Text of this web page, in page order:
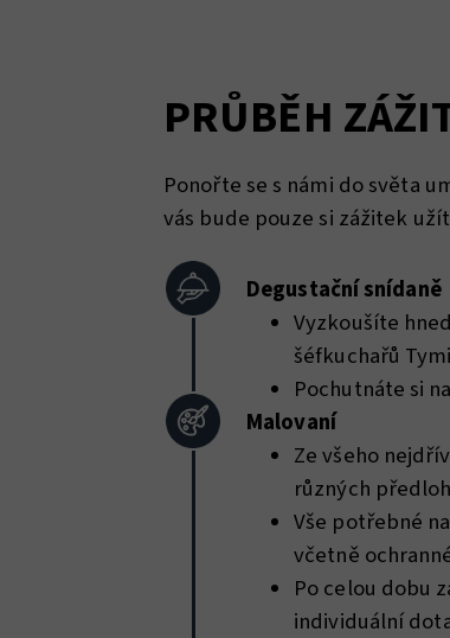
PRŮBĚH
Ponořte se s námi do světa
vás bude pouze si zážitek
Degustační snídaně
Vyzkoušíte
šéfkuchařů
Pochutnáte si
Malovaní
Ze všeho
různých
Vše potřebné
včetně
Po celou dobu
individuální